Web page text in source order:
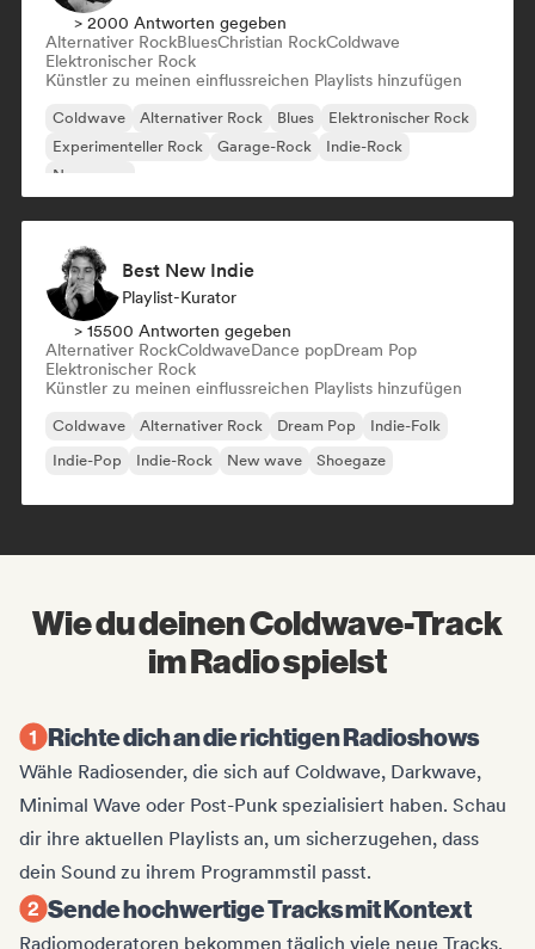
> 2000 Antworten gegeben
Alternativer RockBluesChristian RockColdwave
Elektronischer Rock
Künstler zu meinen einflussreichen Playlists hinzufügen
Coldwave Alternativer Rock Blues
Elektronischer Rock
Experimenteller Rock
Garage-Rock
Indie-Rock
New wave
Best New Indie
Playlist-Kurator
> 15500 Antworten gegeben
Alternativer RockColdwaveDance popDream Pop
Elektronischer Rock
Künstler zu meinen einflussreichen Playlists hinzufügen
Coldwave Alternativer Rock Dream Pop
Indie-Folk
Indie-Pop
Indie-Rock New wave Shoegaze
Wie du deinen Coldwave-Track
im Radio spielst
Richte dich an die richtigen Radioshows
Wähle Radiosender, die sich auf Coldwave, Darkwave,
Minimal Wave oder Post-Punk spezialisiert haben. Schau
dir ihre aktuellen Playlists an, um sicherzugehen, dass
dein Sound zu ihrem Programmstil passt.
Sende hochwertige Tracks mit Kontext
Radiomoderatoren bekommen täglich viele neue Tracks.